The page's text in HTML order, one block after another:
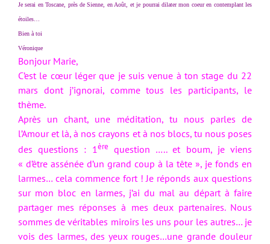
Je serai en Toscane, près de Sienne, en Août, et je pourrai dilater mon coeur en contemplant les
étoiles…
Bien à toi
Véronique
Bonjour Marie,
C’est le cœur léger que je suis venue à ton stage du 22
mars dont j’ignorai, comme tous les participants, le
thème.
Après un chant, une méditation, tu nous parles de
l’Amour et là, à nos crayons et à nos blocs, tu nous poses
des questions : 1ère question ….. et boum, je viens
« d’être assénée d’un grand coup à la tête », je fonds en
larmes… cela commence fort ! Je réponds aux questions
sur mon bloc en larmes, j’ai du mal au départ à faire
partager mes réponses à mes deux partenaires. Nous
sommes de véritables miroirs les uns pour les autres… je
vois des larmes, des yeux rouges…une grande douleur